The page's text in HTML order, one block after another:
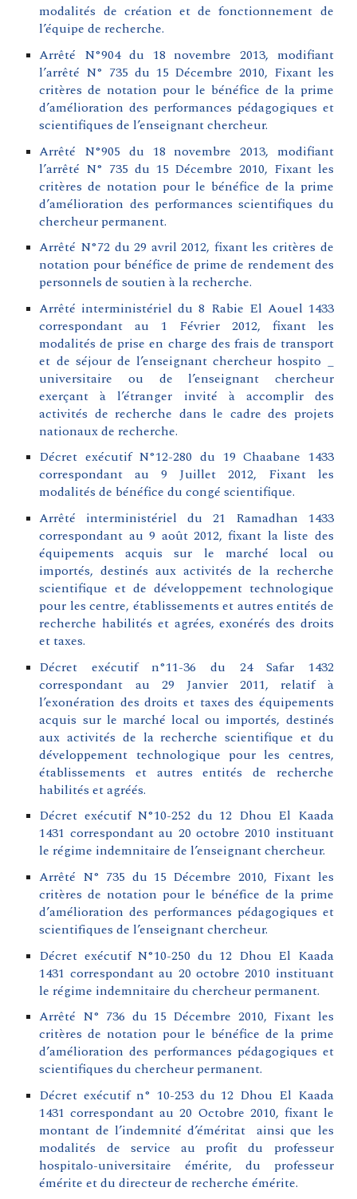
modalités de création et de fonctionnement de
l’équipe de recherche.
Arrêté N°904 du 18 novembre 2013, modifiant
l’arrêté N° 735 du 15 Décembre 2010, Fixant les
critères de notation pour le bénéfice de la prime
d’amélioration des performances pédagogiques et
scientifiques de l’enseignant chercheur.
Arrêté N°905 du 18 novembre 2013, modifiant
l’arrêté N° 735 du 15 Décembre 2010, Fixant les
critères de notation pour le bénéfice de la prime
d’amélioration des performances scientifiques du
chercheur permanent.
Arrêté N°72 du 29 avril 2012, fixant les critères de
notation pour bénéfice de prime de rendement des
personnels de soutien à la recherche.
Arrêté interministériel du 8 Rabie El Aouel 1433
correspondant au 1 Février 2012, fixant les
modalités de prise en charge des frais de transport
et de séjour de l’enseignant chercheur hospito _
universitaire ou de l’enseignant chercheur
exerçant à l’étranger invité à accomplir des
activités de recherche dans le cadre des projets
nationaux de recherche.
Décret exécutif N°12-280 du 19 Chaabane 1433
correspondant au 9 Juillet 2012, Fixant les
modalités de bénéfice du congé scientifique.
Arrêté interministériel du 21 Ramadhan 1433
correspondant au 9 août 2012, fixant la liste des
équipements acquis sur le marché local ou
importés, destinés aux activités de la recherche
scientifique et de développement technologique
pour les centre, établissements et autres entités de
recherche habilités et agrées, exonérés des droits
et taxes.
Décret exécutif n°11-36 du 24 Safar 1432
correspondant au 29 Janvier 2011, relatif à
l’exonération des droits et taxes des équipements
acquis sur le marché local ou importés, destinés
aux activités de la recherche scientifique et du
développement technologique pour les centres,
établissements et autres entités de recherche
habilités et agréés.
Décret exécutif N°10-252 du 12 Dhou El Kaada
1431 correspondant au 20 octobre 2010 instituant
le régime indemnitaire de l’enseignant chercheur.
Arrêté N° 735 du 15 Décembre 2010, Fixant les
critères de notation pour le bénéfice de la prime
d’amélioration des performances pédagogiques et
scientifiques de l’enseignant chercheur.
Décret exécutif N°10-250 du 12 Dhou El Kaada
1431 correspondant au 20 octobre 2010 instituant
le régime indemnitaire du chercheur permanent.
Arrêté N° 736 du 15 Décembre 2010, Fixant les
critères de notation pour le bénéfice de la prime
d’amélioration des performances pédagogiques et
scientifiques du chercheur permanent.
Décret exécutif n° 10-253 du 12 Dhou El Kaada
1431 correspondant au 20 Octobre 2010, fixant le
montant de l’indemnité d’éméritat ainsi que les
modalités de service au profit du professeur
hospitalo-universitaire émérite, du professeur
émérite et du directeur de recherche émérite.